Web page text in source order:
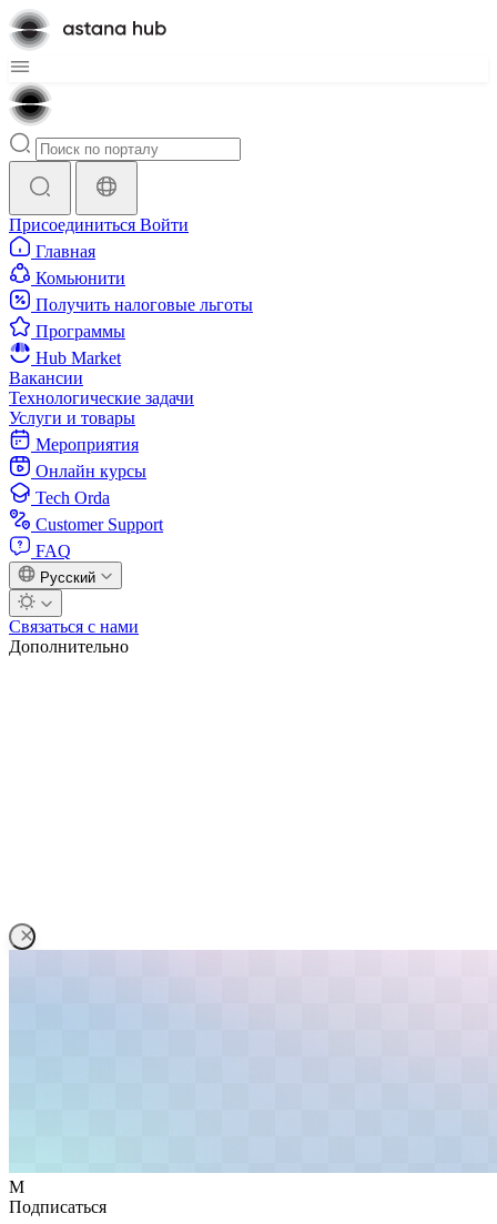
Присоединиться Войти
Главная
Комьюнити
Получить налоговые льготы
Программы
Hub Market
Вакансии
Технологические задачи
Услуги и товары
Мероприятия
Онлайн курсы
Tech Orda
Customer Support
FAQ
Русский
Связаться с нами
Дополнительно
M
Подписаться